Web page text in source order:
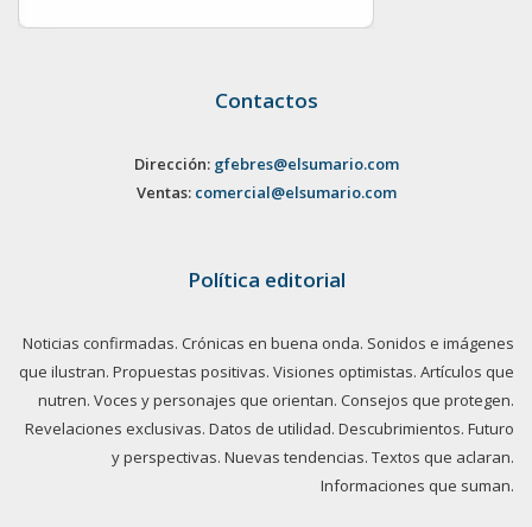
Contactos
Dirección: gfebres@elsumario.com
Ventas: comercial@elsumario.com
Política editorial
Noticias confirmadas. Crónicas en buena onda. Sonidos e imágenes
que ilustran. Propuestas positivas. Visiones optimistas. Artículos que
nutren. Voces y personajes que orientan. Consejos que protegen.
Revelaciones exclusivas. Datos de utilidad. Descubrimientos. Futuro
y perspectivas. Nuevas tendencias. Textos que aclaran.
Informaciones que suman.